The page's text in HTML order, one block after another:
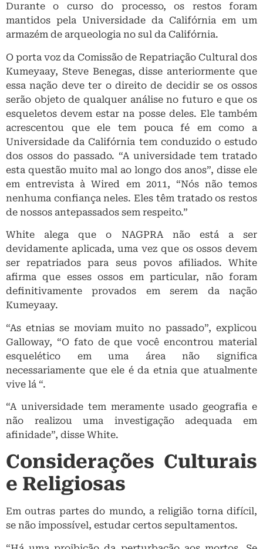
Durante o curso do processo, os restos foram
mantidos pela Universidade da Califórnia em um
armazém de arqueologia no sul da Califórnia.
O porta voz da Comissão de Repatriação Cultural dos
Kumeyaay, Steve Benegas, disse anteriormente que
essa nação deve ter o direito de decidir se os ossos
serão objeto de qualquer análise no futuro e que os
esqueletos devem estar na posse deles. Ele também
acrescentou que ele tem pouca fé em como a
Universidade da Califórnia tem conduzido o estudo
dos ossos do passado. “A universidade tem tratado
esta questão muito mal ao longo dos anos”, disse ele
em entrevista à Wired em 2011, “Nós não temos
nenhuma confiança neles. Eles têm tratado os restos
de nossos antepassados sem respeito.”
White alega que o NAGPRA não está a ser
devidamente aplicada, uma vez que os ossos devem
ser repatriados para seus povos afiliados. White
afirma que esses ossos em particular, não foram
definitivamente provados em serem da nação
Kumeyaay.
“As etnias se moviam muito no passado”, explicou
Galloway, “O fato de que você encontrou material
esquelético em uma área não significa
necessariamente que ele é da etnia que atualmente
vive lá “.
“A universidade tem meramente usado geografia e
não realizou uma investigação adequada em
afinidade”, disse White.
Considerações Culturais
e Religiosas
Em outras partes do mundo, a religião torna difícil,
se não impossível, estudar certos sepultamentos.